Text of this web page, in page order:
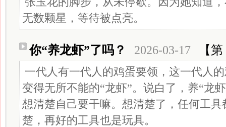
无数颗星，等待被点亮。
你“养龙虾”了吗？ 2026-03-17 【
一代人有一代人的鸡蛋要领，这一代人
变得无所不能的“龙虾”。说白了，养“龙
想清楚自己要干嘛。想清楚了，任何工
楚，再好的工具也是玩具。